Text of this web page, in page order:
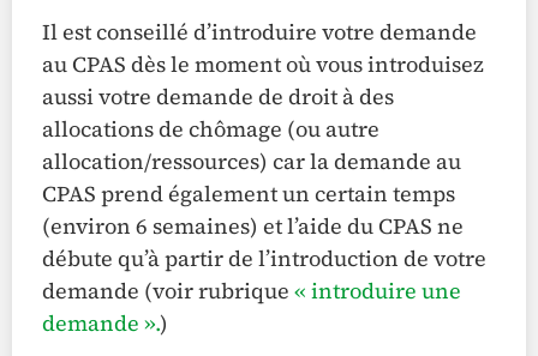
Il est conseillé d’introduire votre demande
au CPAS dès le moment où vous introduisez
aussi votre demande de droit à des
allocations de chômage (ou autre
allocation/ressources) car la demande au
CPAS prend également un certain temps
(environ 6 semaines) et l’aide du CPAS ne
débute qu’à partir de l’introduction de votre
demande (voir rubrique « introduire une
demande ».)